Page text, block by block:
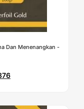
Dan Menenangkan -